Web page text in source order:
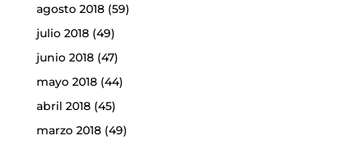
agosto 2018(59)
julio 2018(49)
junio 2018(47)
mayo 2018(44)
abril 2018(45)
marzo 2018(49)